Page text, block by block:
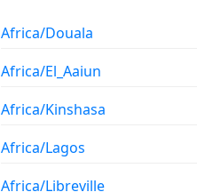
Africa/Douala
Africa/El_Aaiun
Africa/Kinshasa
Africa/Lagos
Africa/Libreville